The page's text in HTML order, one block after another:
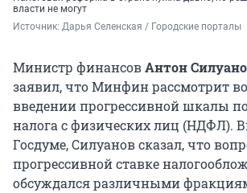
власти не могут
Источник: Дарья Селенская / Городские порталы
Министр финансовАнтон
заявил, что Минфин рассмотрит
введении прогрессивной шкалы
налога с физических лиц (НДФЛ).
Госдуме, Силуанов сказал, что
прогрессивной ставке
обсуждался различными